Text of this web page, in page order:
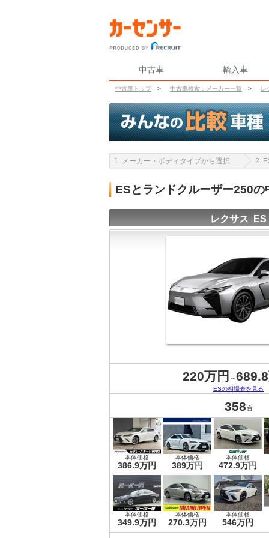
中古車 輸入車
中古車トップ > 中古車検索：メーカー一覧 > レ
1. メーカー・ボディタイプから選択 2.
ESとランドクルーザー250
レクサス ES
220万円 ～
ESの相場表を見る
358 台
本体価格
386.9万円
本体価格
389万円
本体価格
472.9万円
本体価格
349.9万円
本体価格
270.3万円
本体価格
546万円